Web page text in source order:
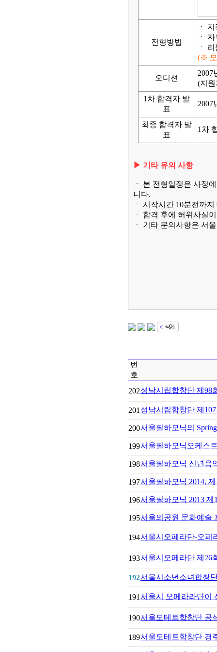
전형방법
ㆍ
ㆍ
ㆍ
(※ 모
오디션
2007
(지
1차 합격자 발
표
2007
최종 합격자 발
표
1차
▶ 기타 유의 사항
ㆍ 본 전형일정은 사정
니다.
ㆍ 시작시간 10분전까
ㆍ 합격 후에 허위사실
ㆍ 기타 문의사항은 서
번
호
202성남시립합창단 제98
201 성남시립합창단 제
200서울필하모닉의 Spring
199서울필하모닉오케스
198서울필하모닉 신년음
197서울필하모닉 2014,
196서울필하모닉 2013
195서울의공원 문화예술
194서울시오페라단-오페
193서울시오페라단 제26
192서울시소년소녀합창
191 서울시 오페라라단이
190서울모테트합창단 공
189서울모테트합창단 경